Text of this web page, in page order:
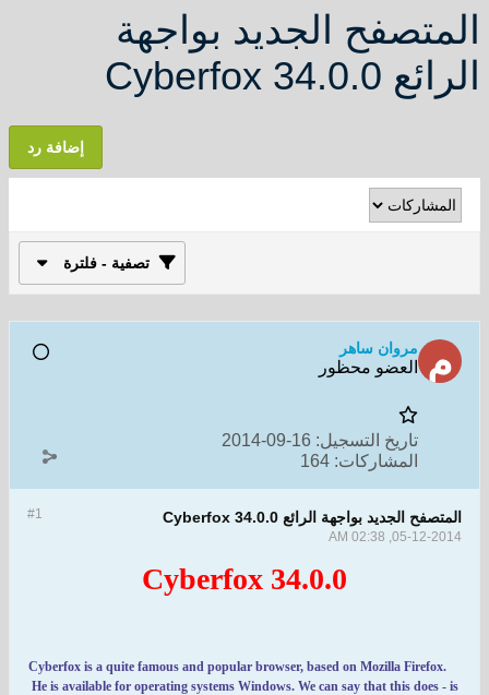
المتصفح الجديد بواجهة
الرائع Cyberfox 34.0.0
إضافة رد
تصفية - فلترة
مروان ساهر
العضو محظور
تاريخ التسجيل: 16-09-2014
المشاركات: 164
#1 المتصفح الجديد بواجهة الرائع Cyberfox 34.0.0
05-12-2014, 02:38 AM
Cyberfox 34.0.0
Cyberfox is a quite famous and popular browser, based on Mozilla Firefox.
He is available for operating systems Windows. We can say that this does - is